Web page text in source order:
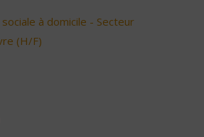
à domicile - Secteur
(H/F)